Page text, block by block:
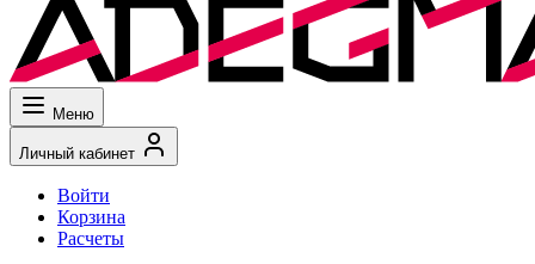
Меню
Личный кабинет
Войти
Корзина
Расчеты